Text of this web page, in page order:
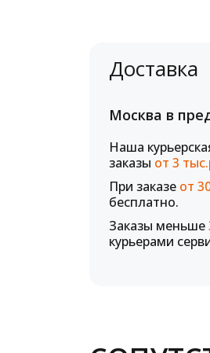
Доставка
Москва в
Наша
заказы от 3
При заказе от
бесплатно.
Заказы меньше
курьерами